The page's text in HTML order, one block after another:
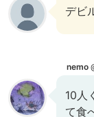
デビ
nemo
10人
て食